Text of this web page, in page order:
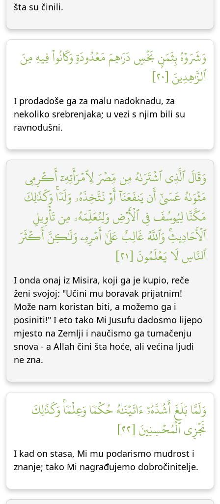
šta su činili.
وَشَرَوۡهُ بِثَمَنِۭ بَخۡسٖ دَرَٰهِمَ مَعۡدُودَةٖ وَكَانُواْ فِيهِ مِنَ
ٱلزَّٰهِدِينَ [٢٠]
I prodadoše ga za malu nadoknadu, za
nekoliko srebrenjaka; u vezi s njim bili su
ravnodušni.
وَقَالَ ٱلَّذِي ٱشۡتَرَىٰهُ مِن مِّصۡرَ لِٱمۡرَأَتِهِۦٓ أَكۡرِمِي
مَثۡوَىٰهُ عَسَىٰٓ أَن يَنفَعَنَآ أَوۡ نَتَّخِذَهُۥ وَلَدٗاۚ وَكَذَٰلِكَ
مَكَّنَّا لِيُوسُفَ فِي ٱلۡأَرۡضِ وَلِنُعَلِّمَهُۥ مِن تَأۡوِيلِ
ٱلۡأَحَادِيثِۚ وَٱللَّهُ غَالِبٌ عَلَىٰٓ أَمۡرِهِۦ وَلَٰكِنَّ أَكۡثَرَ
ٱلنَّاسِ لَا يَعۡلَمُونَ [٢١]
I onda onaj iz Misira, koji ga je kupio, reče
ženi svojoj: "Učini mu boravak prijatnim!
Može nam koristan biti, a možemo ga i
posiniti!" I eto tako Mi Jusufu dadosmo lijepo
mjesto na Zemlji i naučismo ga tumačenju
snova - a Allah čini šta hoće, ali većina ljudi
ne zna.
وَلَمَّا بَلَغَ أَشُدَّهُۥٓ ءَاتَيۡنَٰهُ حُكۡمٗا وَعِلۡمٗاۚ وَكَذَٰلِكَ
نَجۡزِي ٱلۡمُحۡسِنِينَ [٢٢]
I kad on stasa, Mi mu podarismo mudrost i
znanje; tako Mi nagrađujemo dobročinitelje.